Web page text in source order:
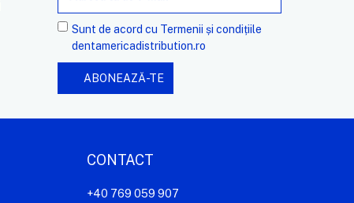
Sunt de acord cu Termenii și condițiile
dentamericadistribution.ro
CONTACT
+40 769 059 907